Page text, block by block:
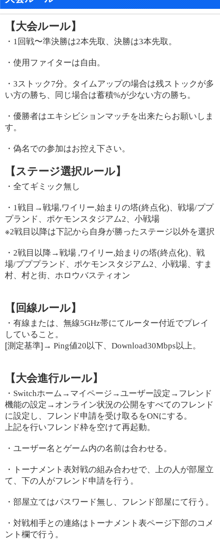
【大会ルール】
・ 1回戦〜準決勝は2本先取、決勝は3本先取。
・使用ファイターは自由。
・ 3ストック 7分。タイムアップの場合は残ストックが多
い方の勝ち、同じ場合は蓄積%が少ない方の勝ち。
・優勝者はエキシビションマッチを出来たらお願いしま
す。
・偽名での参加はお控え下さい。
【ステージ選択ルール】
・全てギミック無し
・ 1戦目 →戦場,ワイリー,始まりの塔(終点化)、戦場/ププ
プランド、ポケモンスタジアム2、小戦場
※2戦目以降は下記から自身が勝ったステージ以外を選択
・ 2戦目以降 →戦場 ,ワイリー,始まりの塔(終点化)、戦
場/プププランド、ポケモンスタジアム2、小戦場、すま
村、村と街、ホロウバスティオン
【回線ルール】
・有線または、無線5GHz帯にてルーター付近でプレイ
していること。
[測定基準] → Ping値20以下、 Download30Mbps以上。
【大会進行ルール】
・ Switchホーム → マイページ →ユーザー設定 → フレンド
機能の設定 → オンライン状況の公開をすべてのフレンド
に設定し、フレンド申請を受け取るをONにする。
上記を行いフレンド枠を空けて再起動。
・ユーザー名とゲーム内の名前は合わせる。
・トーナメント表対戦の組み合わせで、上の人が部屋立
て、下の人がフレンド申請を行う。
・部屋立てはパスワード無し、フレンド部屋にて行う。
・対戦相手との連絡はトーナメント表ページ下部のコメ
ント欄で行う。